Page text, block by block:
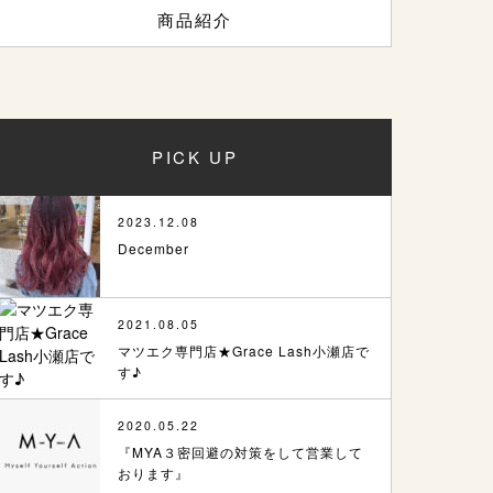
商品紹介
PICK UP
2023.12.08
December
2021.08.05
マツエク専門店★Grace Lash小瀬店で
す♪
2020.05.22
『MYA３密回避の対策をして営業して
おります』